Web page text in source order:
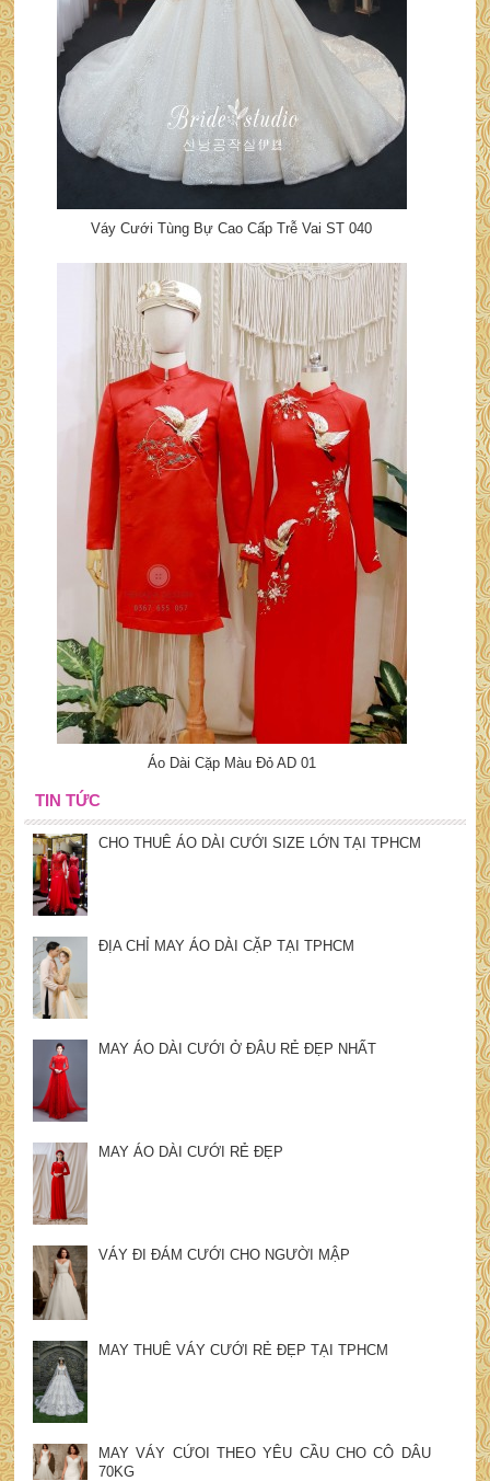
Váy Cưới Tùng Bự Cao Cấp Trễ Vai ST 040
Áo Dài Cặp Màu Đỏ AD 01
TIN TỨC
CHO THUÊ ÁO DÀI CƯỚI SIZE LỚN TẠI TPHCM
ĐỊA CHỈ MAY ÁO DÀI CẶP TẠI TPHCM
MAY ÁO DÀI CƯỚI Ở ĐÂU RẺ ĐẸP NHẤT
MAY ÁO DÀI CƯỚI RẺ ĐẸP
VÁY ĐI ĐÁM CƯỚI CHO NGƯỜI MẬP
MAY THUÊ VÁY CƯỚI RẺ ĐẸP TẠI TPHCM
MAY VÁY CỨOI THEO YÊU CẦU CHO CÔ DÂU
70KG